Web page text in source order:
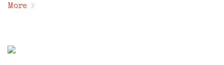
More